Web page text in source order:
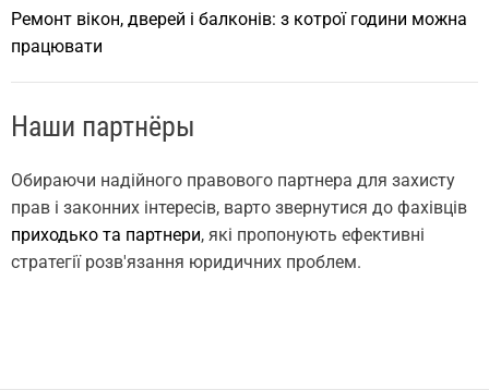
Ремонт вікон, дверей і балконів: з котрої години можна
працювати
Наши партнёры
Обираючи надійного правового партнера для захисту
прав і законних інтересів, варто звернутися до фахівців
приходько та партнери, які пропонують ефективні
стратегії розв'язання юридичних проблем.